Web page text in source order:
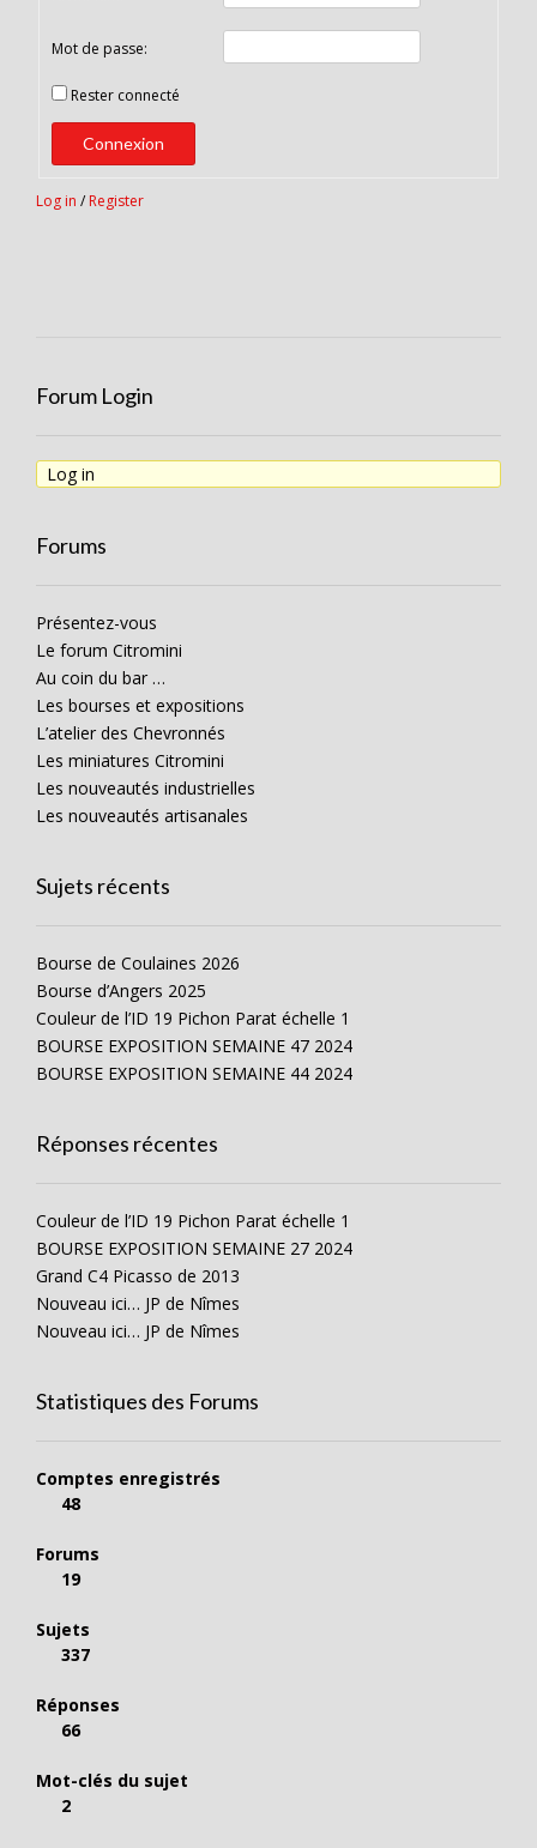
Mot de passe:
Rester connecté
Connexion
Log in / Register
Forum Login
Log in
Forums
Présentez-vous
Le forum Citromini
Au coin du bar …
Les bourses et expositions
L’atelier des Chevronnés
Les miniatures Citromini
Les nouveautés industrielles
Les nouveautés artisanales
Sujets récents
Bourse de Coulaines 2026
Bourse d’Angers 2025
Couleur de l’ID 19 Pichon Parat échelle 1
BOURSE EXPOSITION SEMAINE 47 2024
BOURSE EXPOSITION SEMAINE 44 2024
Réponses récentes
Couleur de l’ID 19 Pichon Parat échelle 1
BOURSE EXPOSITION SEMAINE 27 2024
Grand C4 Picasso de 2013
Nouveau ici… JP de Nîmes
Nouveau ici… JP de Nîmes
Statistiques des Forums
Comptes enregistrés
48
Forums
19
Sujets
337
Réponses
66
Mot-clés du sujet
2